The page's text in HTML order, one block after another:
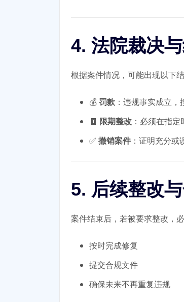
4. 法院裁决
根据案件情况，可能出现以下结
💰罚款 ：违规事实成立
🧾 限期整改 ：必须在指
✅ 撤销案件 ：证明充分
5. 后续整改
案件结束后，若被要求整改，必
按时完成修复
提交合规文件
确保未来不再重复违规